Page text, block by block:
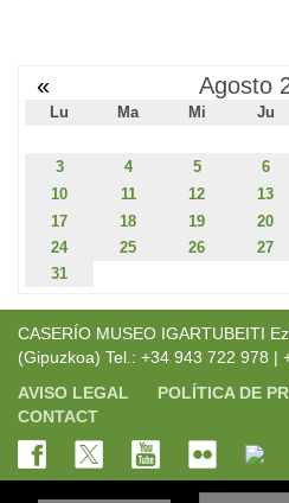
« Agosto
Lu Ma Mi Ju
3
4 5 6
10
11 12 13
17
18 19 20
24
25 26 27
31
CASERÍO MUSEO IGARTUBEITI
(Gipuzkoa) Tel.: +34 943 722 978 |
AVISO LEGAL
POLÍTICA DE
CONTACT